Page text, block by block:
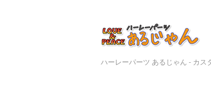
ハーレーパーツ あるじゃん - カ